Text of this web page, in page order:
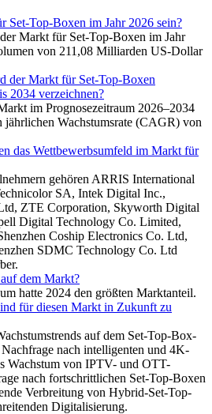
Set-Top-Boxen im Jahr 2026 sein?
Markt für Set-Top-Boxen im Jahr
von 211,08 Milliarden US-Dollar
der Markt für Set-Top-Boxen
2034 verzeichnen?
im Prognosezeitraum 2026–2034
jährlichen Wachstumsrate (CAGR) von
das Wettbewerbsumfeld im Markt für
gehören ARRIS International
SA, Intek Digital Inc.,
ZTE Corporation, Skyworth Digital
Digital Technology Co. Limited,
Coship Electronics Co. Ltd,
SDMC Technology Co. Ltd
dem Markt?
hatte 2024 den größten Marktanteil.
für diesen Markt in Zukunft zu
auf dem Set-Top-Box-
nach intelligenten und 4K-
Wachstum von IPTV- und OTT-
nach fortschrittlichen Set-Top-Boxen
Verbreitung von Hybrid-Set-Top-
Digitalisierung.